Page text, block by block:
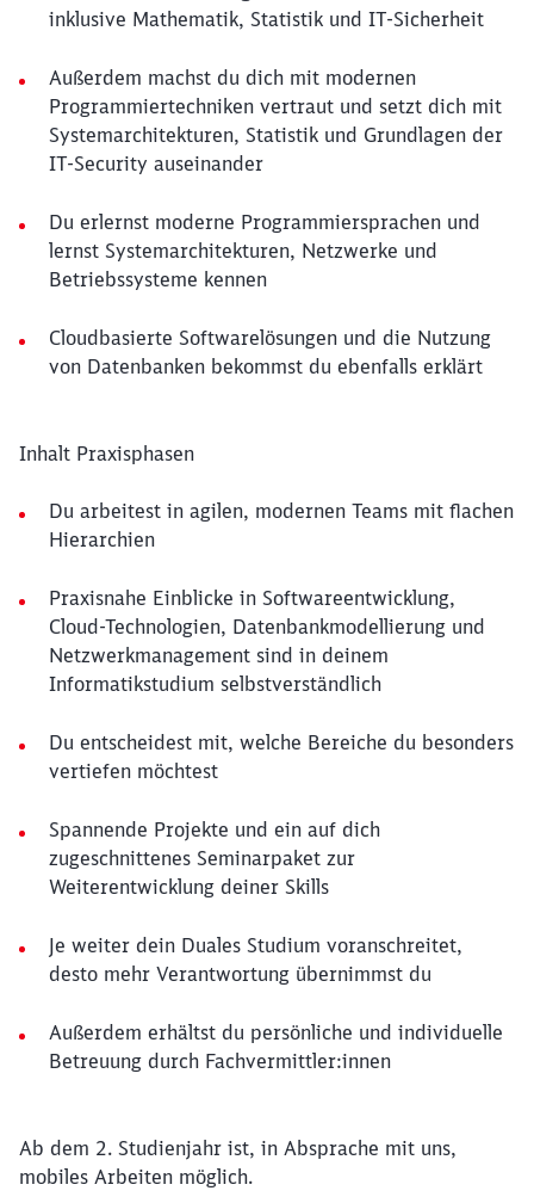
inklusive Mathematik, Statistik und IT-Sicherheit
Außerdem machst du dich mit modernen
Programmiertechniken vertraut und setzt dich mit
Systemarchitekturen, Statistik und Grundlagen der
IT-Security auseinander
Du erlernst moderne Programmiersprachen und
lernst Systemarchitekturen, Netzwerke und
Betriebssysteme kennen
Cloudbasierte Softwarelösungen und die Nutzung
von Datenbanken bekommst du ebenfalls erklärt
Inhalt Praxisphasen
Du arbeitest in agilen, modernen Teams mit flachen
Hierarchien
Praxisnahe Einblicke in Softwareentwicklung,
Cloud-Technologien, Datenbankmodellierung und
Netzwerkmanagement sind in deinem
Informatikstudium selbstverständlich
Du entscheidest mit, welche Bereiche du besonders
vertiefen möchtest
Spannende Projekte und ein auf dich
zugeschnittenes Seminarpaket zur
Weiterentwicklung deiner Skills
Je weiter dein Duales Studium voranschreitet,
desto mehr Verantwortung übernimmst du
Außerdem erhältst du persönliche und individuelle
Betreuung durch Fachvermittler:innen
Ab dem 2. Studienjahr ist, in Absprache mit uns,
mobiles Arbeiten möglich.